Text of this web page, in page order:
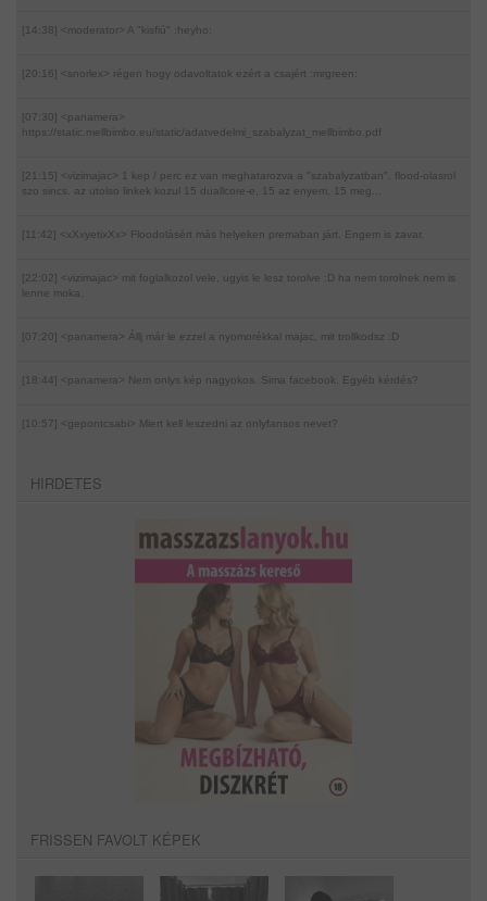
[14:38] <moderator> A "kisfiú" :heyho:
[20:16] <snorlex> régen hogy odavoltatok ezért a csajért :mrgreen:
[07:30] <panamera>
https://static.mellbimbo.eu/static/adatvedelmi_szabalyzat_mellbimbo.pdf
[21:15] <vizimajac> 1 kep / perc ez van meghatarozva a "szabalyzatban". flood-olasrol
szo sincs. az utolso linkek kozul 15 duallcore-e, 15 az enyem, 15 meg...
[11:42] <xXxyetixXx> Floodolásért más helyeken premaban járt. Engem is zavar.
[22:02] <vizimajac>
mit foglalkozol vele, ugyis le lesz torolve :D ha nem torolnek nem is
lenne moka.
[07:20] <panamera> Állj már le ezzel a nyomorékkal majac, mit trollkodsz :D
[18:44] <panamera> Nem onlys kép nagyokos. Sima facebook. Egyéb kérdés?
[10:57] <gepontcsabi> Miert kell leszedni az onlyfansos nevet?
HIRDETES
FRISSEN FAVOLT KÉPEK